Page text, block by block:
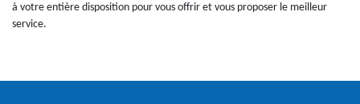
à votre entière disposition pour vous offrir et vous proposer le meilleur
service.